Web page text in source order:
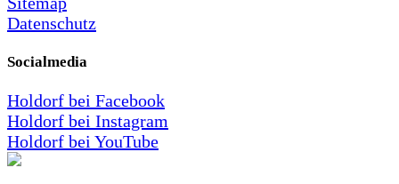
Datenschutz
Socialmedia
Holdorf bei Facebook
Holdorf bei Instagram
Holdorf bei YouTube